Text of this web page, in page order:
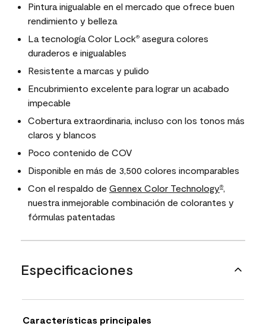
Pintura inigualable en el mercado que ofrece buen
rendimiento y belleza
La tecnología Color Lock® asegura colores
duraderos e inigualables
Resistente a marcas y pulido
Encubrimiento excelente para lograr un acabado
impecable
Cobertura extraordinaria, incluso con los tonos más
claros y blancos
Poco contenido de COV
Disponible en más de 3,500 colores incomparables
Con el respaldo de Gennex Color Technology®,
nuestra inmejorable combinación de colorantes y
fórmulas patentadas
Especificaciones
Características principales